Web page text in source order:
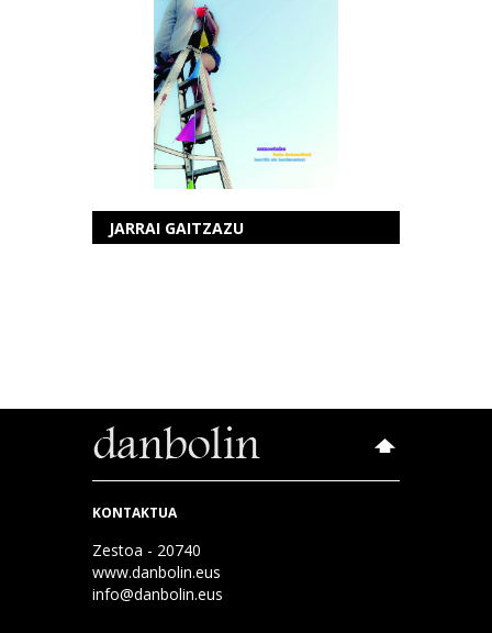
JARRAI GAITZAZU
KONTAKTUA
Zestoa - 20740
www.danbolin.eus
info@danbolin.eus